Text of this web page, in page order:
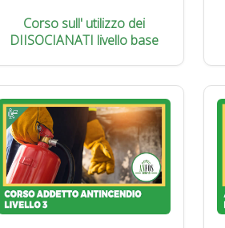
Corso sull' utilizzo dei
DIISOCIANATI livello base